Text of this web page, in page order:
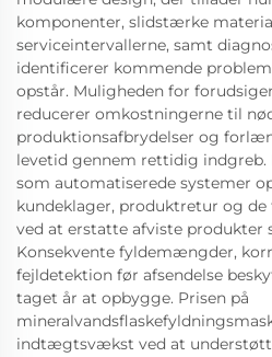
komponenter, slidstærke
serviceintervallerne, samt
identificerer kommende
opstår. Muligheden for
reducerer omkostningerne til
produktionsafbrydelser og
levetid gennem rettidig indgreb.
som automatiserede systemer
kundeklager, produktretur og
ved at erstatte afviste produkter
Konsekvente fyldemængder,
fejldetektion før afsendelse
taget år at opbygge. Prisen på
indtægtsvækst ved at